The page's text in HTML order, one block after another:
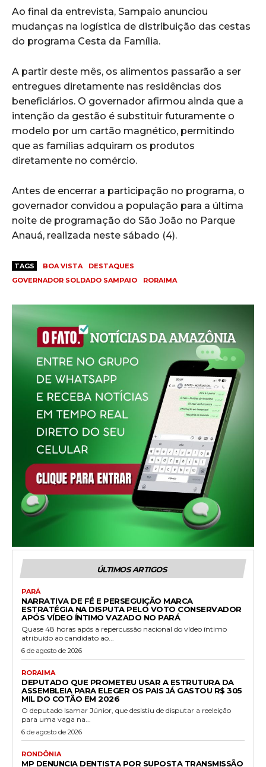
Ao final da entrevista, Sampaio anunciou
mudanças na logística de distribuição das cestas
do programa Cesta da Família.
A partir deste mês, os alimentos passarão a ser
entregues diretamente nas residências dos
beneficiários. O governador afirmou ainda que a
intenção da gestão é substituir futuramente o
modelo por um cartão magnético, permitindo
que as famílias adquiram os produtos
diretamente no comércio.
Antes de encerrar a participação no programa, o
governador convidou a população para a última
noite de programação do São João no Parque
Anauá, realizada neste sábado (4).
TAGS BOA VISTA
DESTAQUES
GOVERNADOR SOLDADO SAMPAIO
RORAIMA
ÚLTIMOS ARTIGOS
PARÁ
NARRATIVA DE FÉ E PERSEGUIÇÃO MARCA
ESTRATÉGIA NA DISPUTA PELO VOTO CONSERVADOR
APÓS VÍDEO ÍNTIMO VAZADO NO PARÁ
Quase 48 horas após a repercussão nacional do vídeo íntimo
atribuído ao candidato ao...
6 de agosto de 2026
RORAIMA
DEPUTADO QUE PROMETEU USAR A ESTRUTURA DA
ASSEMBLEIA PARA ELEGER OS PAIS JÁ GASTOU R$ 305
MIL DO COTÃO EM 2026
O deputado Isamar Júnior, que desistiu de disputar a reeleição
para uma vaga na...
6 de agosto de 2026
RONDÔNIA
MP DENUNCIA DENTISTA POR SUPOSTA TRANSMISSÃO